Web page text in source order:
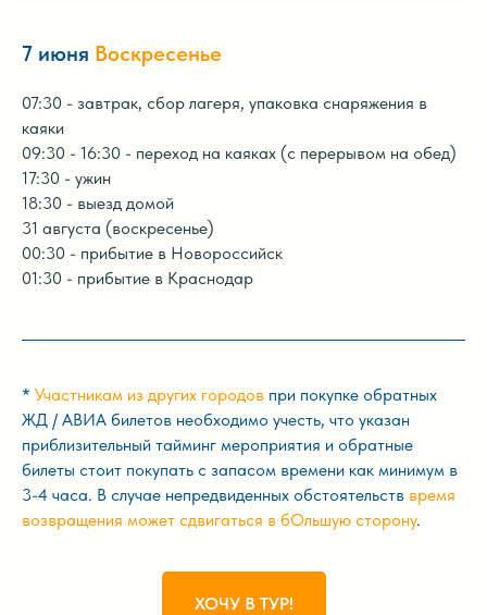
7 июня Воскресенье
07:30 - завтрак, сбор лагеря, упаковка снаряжения в
каяки
09:30 - 16:30 - переход на каяках (с перерывом на обед)
17:30 - ужин
18:30 - выезд домой
31 августа (воскресенье)
00:30 - прибытие в Новороссийск
01:30 - прибытие в Краснодар
* Участникам из других городов при покупке обратных
ЖД / АВИА билетов необходимо учесть, что указан
приблизительный тайминг мероприятия и обратные
билеты стоит покупать с запасом времени как минимум в
3-4 часа. В случае непредвиденных обстоятельств время
возвращения может сдвигаться в бОльшую сторону.
ХОЧУ В ТУР!